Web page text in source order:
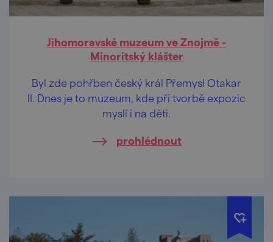
Jihomoravské muzeum ve Znojmě -
Minoritský klášter
Byl zde pohřben český král Přemysl Otakar
II. Dnes je to muzeum, kde při tvorbě expozic
myslí i na děti.
prohlédnout